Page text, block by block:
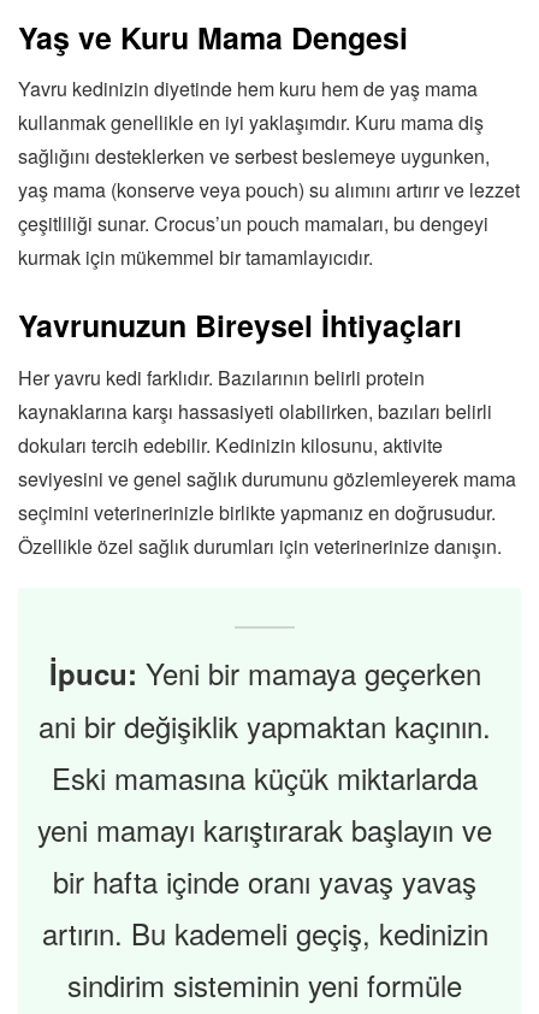
Yaş ve Kuru Mama Dengesi
Yavru kedinizin diyetinde hem kuru hem de yaş mama
kullanmak genellikle en iyi yaklaşımdır. Kuru mama diş
sağlığını desteklerken ve serbest beslemeye uygunken,
yaş mama (konserve veya pouch) su alımını artırır ve lezzet
çeşitliliği sunar. Crocus’un pouch mamaları, bu dengeyi
kurmak için mükemmel bir tamamlayıcıdır.
Yavrunuzun Bireysel İhtiyaçları
Her yavru kedi farklıdır. Bazılarının belirli protein
kaynaklarına karşı hassasiyeti olabilirken, bazıları belirli
dokuları tercih edebilir. Kedinizin kilosunu, aktivite
seviyesini ve genel sağlık durumunu gözlemleyerek mama
seçimini veterinerinizle birlikte yapmanız en doğrusudur.
Özellikle özel sağlık durumları için veterinerinize danışın.
İpucu: Yeni bir mamaya geçerken
ani bir değişiklik yapmaktan kaçının.
Eski mamasına küçük miktarlarda
yeni mamayı karıştırarak başlayın ve
bir hafta içinde oranı yavaş yavaş
artırın. Bu kademeli geçiş, kedinizin
sindirim sisteminin yeni formüle